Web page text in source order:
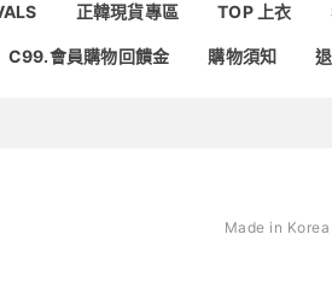
正韓現貨專區 TOP 上衣
C99.會員購物回饋金 購物須知
Made in Korea